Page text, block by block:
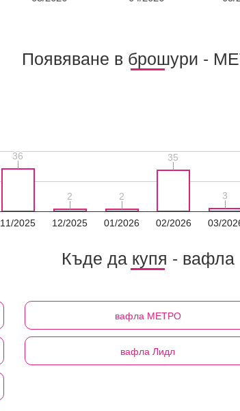
Появяване в брошури -
11/2025 12/2025 01/2026 02/2026 03/
36
36
2
2 2
2
35
35
3
3
Къде да купя - вафла
вафла МЕТРО
вафла Лидл